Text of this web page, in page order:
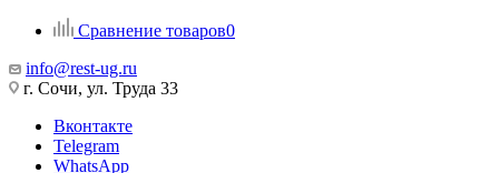
Сравнение товаров0
info@rest-ug.ru
г. Сочи, ул. Труда 33
Вконтакте
Telegram
WhatsApp